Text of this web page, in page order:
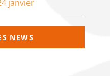
janvier
NEWS